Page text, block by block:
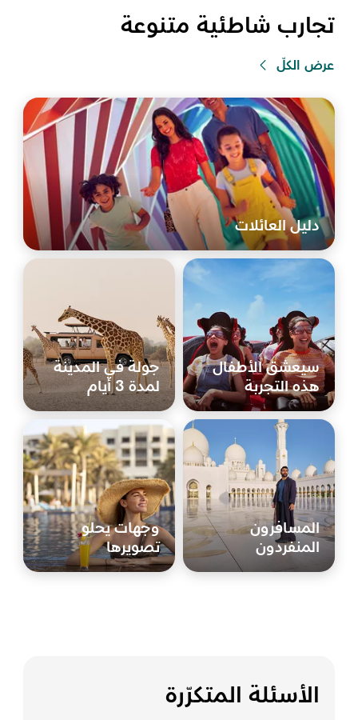
تجارب شاطئية متنوعة
عرض الكلّ
دليل العائلات
سيعشق الأطفال
هذه التجربة
جولة في المدينة
لمدة 3 أيام
المسافرون
المنفردون
وجهات يحلو
تصويرها
الأسئلة المتكرّرة